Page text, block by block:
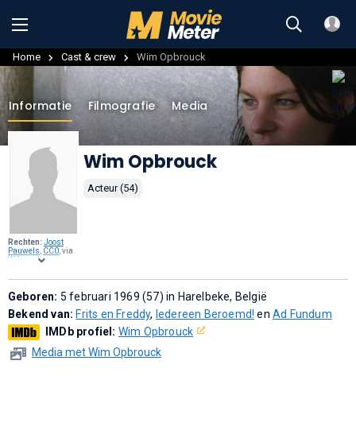
Home Cast & crew Wim Opbrouck
Rechten: Joost
Pauwels, CC0, via
Wikimedia
Informatie Filmografie Media
Wim Opbrouck
Acteur (54)
Geboren: 5 februari 1969 (57) in Harelbeke, België
Bekend van: Frits en Freddy, Iedereen Beroemd! enAd Fundum
IMDb profiel: Wim Opbrouck
Media met Wim Opbrouck